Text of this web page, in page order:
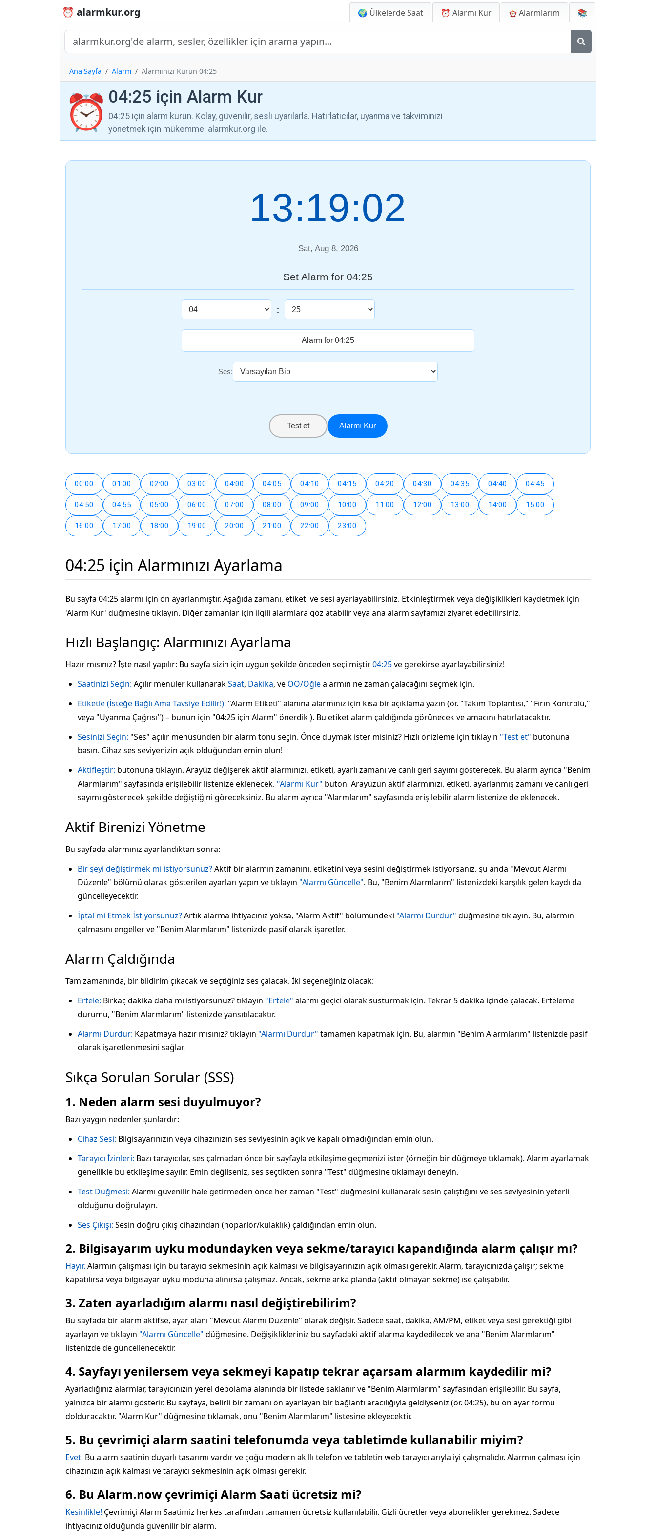
⏰ alarmkur.org 🌍 Ülkelerde Saat ⏰ Alarmı Kur Alarmlarım 📚
Ana Sayfa Alarm Alarmınızı Kurun 04:25
⏰ 04:25 için Alarm Kur
04:25 için alarm kurun. Kolay, güvenilir, sesli uyarılarla. Hatırlatıcılar, uyanma ve takviminizi
yönetmek için mükemmel alarmkur.org ile.
13:19:03
Sat, Aug 8, 2026
Set Alarm for 04:25
:
Ses:
Test et Alarmı Kur
00:00 01:00 02:00 03:00 04:00 04:05 04:10 04:15 04:20 04:30 04:35 04:40 04:45
04:50 04:55 05:00 06:00 07:00 08:00 09:00 10:00 11:00 12:00 13:00 14:00 15:00
16:00 17:00 18:00 19:00 20:00 21:00 22:00 23:00
04:25 için Alarmınızı Ayarlama
Bu sayfa 04:25 alarmı için ön ayarlanmıştır. Aşağıda zamanı, etiketi ve sesi ayarlayabilirsiniz. Etkinleştirmek veya değişiklikleri kaydetmek için
'Alarm Kur' düğmesine tıklayın. Diğer zamanlar için ilgili alarmlara göz atabilir veya ana alarm sayfamızı ziyaret edebilirsiniz.
Hızlı Başlangıç: Alarmınızı Ayarlama
Hazır mısınız? İşte nasıl yapılır: Bu sayfa sizin için uygun şekilde önceden seçilmiştir04:25ve gerekirse ayarlayabilirsiniz!
Saatinizi Seçin: Açılır menüler kullanarakSaat, Dakika, ve ÖÖ/Öğlealarmın ne zaman çalacağını seçmek için.
Etiketle (İsteğe Bağlı Ama Tavsiye Edilir!): "Alarm Etiketi" alanına alarmınız için kısa bir açıklama yazın (ör. "Takım Toplantısı," "Fırın Kontrolü,"
veya "Uyanma Çağrısı") – bunun için "04:25 için Alarm" önerdik ). Bu etiket alarm çaldığında görünecek ve amacını hatırlatacaktır.
Sesinizi Seçin: "Ses" açılır menüsünden bir alarm tonu seçin. Önce duymak ister misiniz? Hızlı önizleme için tıklayın "Test et" butonuna
basın. Cihaz ses seviyenizin açık olduğundan emin olun!
Aktifleştir: butonuna tıklayın. Arayüz değişerek aktif alarmınızı, etiketi, ayarlı zamanı ve canlı geri sayımı gösterecek. Bu alarm ayrıca "Benim
Alarmlarım" sayfasında erişilebilir listenize eklenecek. "Alarmı Kur" buton. Arayüzün aktif alarmınızı, etiketi, ayarlanmış zamanı ve canlı geri
sayımı gösterecek şekilde değiştiğini göreceksiniz. Bu alarm ayrıca "Alarmlarım" sayfasında erişilebilir alarm listenize de eklenecek.
Aktif Birenizi Yönetme
Bu sayfada alarmınız ayarlandıktan sonra:
Bir şeyi değiştirmek mi istiyorsunuz?Aktif bir alarmın zamanını, etiketini veya sesini değiştirmek istiyorsanız, şu anda "Mevcut Alarmı
Düzenle" bölümü olarak gösterilen ayarları yapın ve tıklayın "Alarmı Güncelle". Bu, "Benim Alarmlarım" listenizdeki karşılık gelen kaydı da
güncelleyecektir.
İptal mi Etmek İstiyorsunuz?Artık alarma ihtiyacınız yoksa, "Alarm Aktif" bölümündeki "Alarmı Durdur" düğmesine tıklayın. Bu, alarmın
çalmasını engeller ve "Benim Alarmlarım" listenizde pasif olarak işaretler.
Alarm Çaldığında
Tam zamanında, bir bildirim çıkacak ve seçtiğiniz ses çalacak. İki seçeneğiniz olacak:
Ertele: Birkaç dakika daha mı istiyorsunuz? tıklayın "Ertele" alarmı geçici olarak susturmak için. Tekrar 5 dakika içinde çalacak. Erteleme
durumu, "Benim Alarmlarım" listenizde yansıtılacaktır.
Alarmı Durdur: Kapatmaya hazır mısınız? tıklayın "Alarmı Durdur" tamamen kapatmak için. Bu, alarmın "Benim Alarmlarım" listenizde pasif
olarak işaretlenmesini sağlar.
Sıkça Sorulan Sorular (SSS)
1. Neden alarm sesi duyulmuyor?
Bazı yaygın nedenler şunlardır:
Cihaz Sesi: Bilgisayarınızın veya cihazınızın ses seviyesinin açık ve kapalı olmadığından emin olun.
Tarayıcı İzinleri: Bazı tarayıcılar, ses çalmadan önce bir sayfayla etkileşime geçmenizi ister (örneğin bir düğmeye tıklamak). Alarm ayarlamak
genellikle bu etkileşime sayılır. Emin değilseniz, ses seçtikten sonra "Test" düğmesine tıklamayı deneyin.
Test Düğmesi: Alarmı güvenilir hale getirmeden önce her zaman "Test" düğmesini kullanarak sesin çalıştığını ve ses seviyesinin yeterli
olduğunu doğrulayın.
Ses Çıkışı: Sesin doğru çıkış cihazından (hoparlör/kulaklık) çaldığından emin olun.
2. Bilgisayarım uyku modundayken veya sekme/tarayıcı kapandığında alarm çalışır mı?
Hayır. Alarmın çalışması için bu tarayıcı sekmesinin açık kalması ve bilgisayarınızın açık olması gerekir. Alarm, tarayıcınızda çalışır; sekme
kapatılırsa veya bilgisayar uyku moduna alınırsa çalışmaz. Ancak, sekme arka planda (aktif olmayan sekme) ise çalışabilir.
3. Zaten ayarladığım alarmı nasıl değiştirebilirim?
Bu sayfada bir alarm aktifse, ayar alanı "Mevcut Alarmı Düzenle" olarak değişir. Sadece saat, dakika, AM/PM, etiket veya sesi gerektiği gibi
ayarlayın ve tıklayın "Alarmı Güncelle" düğmesine. Değişiklikleriniz bu sayfadaki aktif alarma kaydedilecek ve ana "Benim Alarmlarım"
listenizde de güncellenecektir.
4. Sayfayı yenilersem veya sekmeyi kapatıp tekrar açarsam alarmım kaydedilir mi?
Ayarladığınız alarmlar, tarayıcınızın yerel depolama alanında bir listede saklanır ve "Benim Alarmlarım" sayfasından erişilebilir. Bu sayfa,
yalnızca bir alarmı gösterir. Bu sayfaya, belirli bir zamanı ön ayarlayan bir bağlantı aracılığıyla geldiyseniz (ör. 04:25), bu ön ayar formu
dolduracaktır. "Alarm Kur" düğmesine tıklamak, onu "Benim Alarmlarım" listesine ekleyecektir.
5. Bu çevrimiçi alarm saatini telefonumda veya tabletimde kullanabilir miyim?
Evet! Bu alarm saatinin duyarlı tasarımı vardır ve çoğu modern akıllı telefon ve tabletin web tarayıcılarıyla iyi çalışmalıdır. Alarmın çalması için
cihazınızın açık kalması ve tarayıcı sekmesinin açık olması gerekir.
6. Bu Alarm.now çevrimiçi Alarm Saati ücretsiz mi?
Kesinlikle! Çevrimiçi Alarm Saatimiz herkes tarafından tamamen ücretsiz kullanılabilir. Gizli ücretler veya abonelikler gerekmez. Sadece
ihtiyacınız olduğunda güvenilir bir alarm.